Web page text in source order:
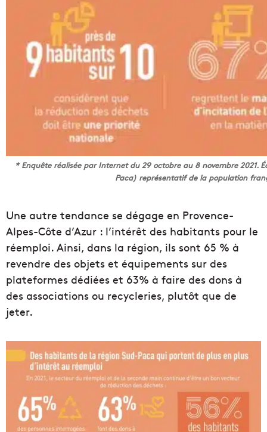
* Enquête réalisée par Internet du 29 octobre au 8 novembre 2021.
Paca) représentatif de la population
Une autre tendance se dégage en Provence-
Alpes-Côte d’Azur : l’intérêt des habitants pour le
réemploi. Ainsi, dans la région, ils sont 65 % à
revendre des objets et équipements sur des
plateformes dédiées et 63% à faire des dons à
des associations ou recycleries, plutôt que de
jeter.